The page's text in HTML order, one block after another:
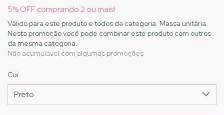
5% OFF comprando 2 ou mais!
Válido para este produto e todos da categoria: Massa unitária.
Nesta promoção você pode combinar este produto com outros
da mesma categoria.
Não acumulável com algumas promoções
Cor